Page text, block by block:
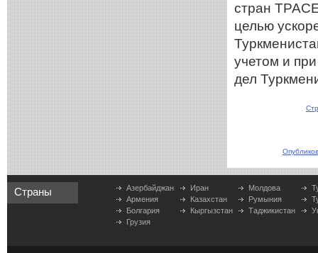
стран
целью
учетом и
дел
Страны
Азербайджан
Армения
Болгария
Грузия
Иран
Казахстан
Кыргызстан
Молдова
Румыния
Таджикистан